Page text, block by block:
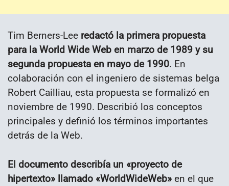
Tim Berners-Lee redactó la primera propuesta
para la World Wide Web en marzo de 1989 y su
segunda propuesta en mayo de 1990. En
colaboración con el ingeniero de sistemas belga
Robert Cailliau, esta propuesta se formalizó en
noviembre de 1990. Describió los conceptos
principales y definió los términos importantes
detrás de la Web.
El documento describía un «proyecto de
hipertexto» llamado «WorldWideWeb» en el que